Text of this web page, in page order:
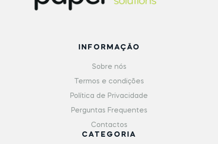
INFORMAÇÃO
Sobre nós
Termos e condições
Política de Privacidade
Perguntas Frequentes
Contactos
CATEGORIA